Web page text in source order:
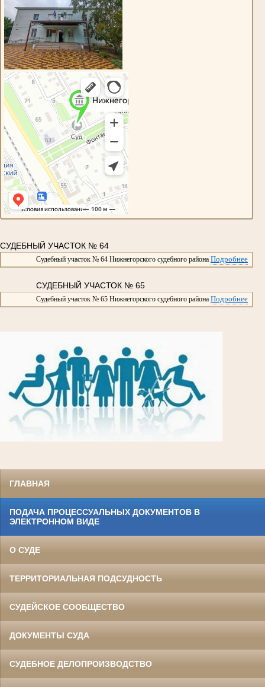
СУДЕБНЫЙ УЧАСТОК № 64
Судебный участок № 64 Нижнегорского судебного района Подробнее
СУДЕБНЫЙ УЧАСТОК № 65
Судебный участок № 65 Нижнегорского судебного района Подробнее
ГЛАВНАЯ
ПОДАЧА ПРОЦЕССУАЛЬНЫХ ДОКУМЕНТОВ В
ЭЛЕКТРОННОМ ВИДЕ
О СУДЕ
ТЕРРИТОРИАЛЬНАЯ ПОДСУДНОСТЬ
СУДЕЙСКОЕ СООБЩЕСТВО
ДОКУМЕНТЫ СУДА
СУДЕБНОЕ ДЕЛОПРОИЗВОДСТВО